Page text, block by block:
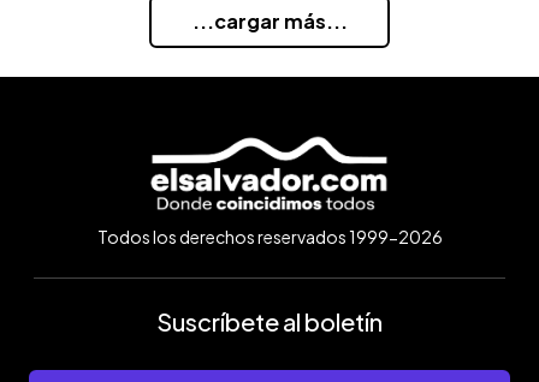
...cargar más...
Todos los derechos reservados 1999-2026
Suscríbete al boletín